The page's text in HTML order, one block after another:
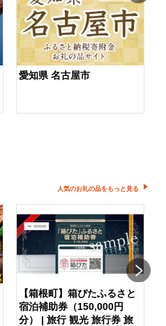
愛知県 名古屋市
人気のお礼の品をもっと見る
【箱根町】箱ぴたふるさと
宿泊補助券（150,000円
分） | 旅行 観光 旅行券 旅